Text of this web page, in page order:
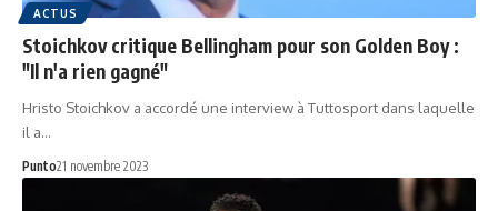
ACTUS
Stoichkov critique Bellingham pour son Golden Boy :
"Il n'a rien gagné"
Hristo Stoichkov a accordé une interview à Tuttosport dans laquelle
il a…
Punto21 novembre 2023